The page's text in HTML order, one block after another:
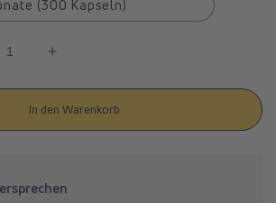
(300 Kapseln)
Erhöhe
für
spermidineLIFE®
In den Warenkorb